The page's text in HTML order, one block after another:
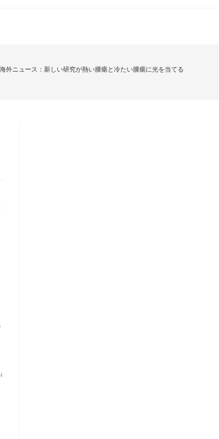
海外ニュース：新しい研究が熱い腫瘍と冷たい腫瘍に光を当てる